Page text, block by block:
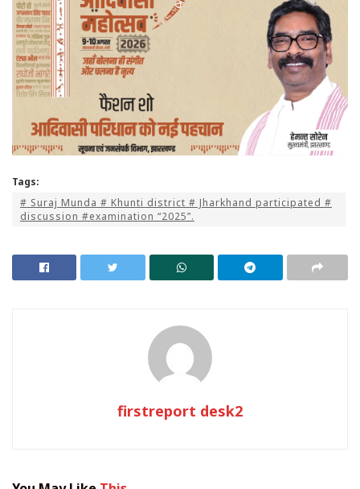
Tags:
# Suraj Munda # Khunti district # Jharkhand participated #
discussion #examination “2025”.
firstreport desk2